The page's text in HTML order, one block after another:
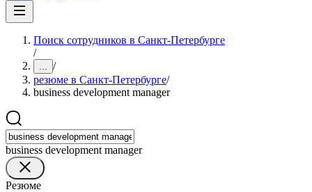
Поиск сотрудников в Санкт-Петербурге
/
... /
резюме в Санкт-Петербурге/
business development manager
business development manager
Резюме